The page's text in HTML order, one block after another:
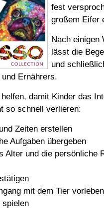
fest
großem Eifer
Nach einigen
lässt die
und
Ernährers.
damit Kinder das
so schnell verlieren:
Zeiten erstellen
Aufgaben übergeben
Alter und die persönliche
mit dem Tier vorleben
spielen